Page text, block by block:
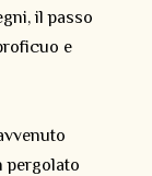
il passo
e
pergolato